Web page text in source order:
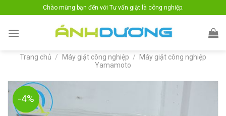
to
content
Chào mừng bạn đến với Tư vấn giặt là công nghiệp.
Trang chủ / Máy giặt công nghiệp /
Máy giặt công nghiệp
Yamamoto
-4%